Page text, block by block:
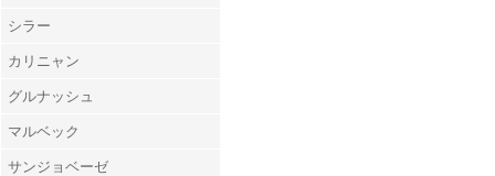
シラー
カリニャン
グルナッシュ
マルベック
サンジョベーゼ